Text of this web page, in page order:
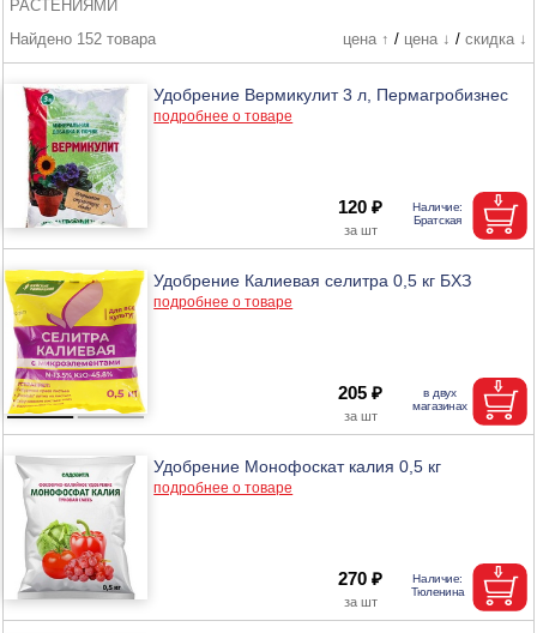
РАСТЕНИЯМИ
Найдено 152 товара
цена ↑ / цена ↓ / скидка ↓
Удобрение Вермикулит 3 л, Пермагробизнес
подробнее о товаре
120 ₽
Удобрение Калиевая селитра 0,5 кг БХЗ
подробнее о товаре
205 ₽
Удобрение Монофоскат калия 0,5 кг
подробнее о товаре
270 ₽